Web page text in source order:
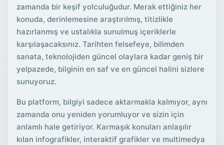
zamanda bir keşif yolculuğudur. Merak ettiğiniz her
konuda, derinlemesine araştırılmış, titizlikle
hazırlanmış ve ustalıkla sunulmuş içeriklerle
karşılaşacaksınız. Tarihten felsefeye, bilimden
sanata, teknolojiden güncel olaylara kadar geniş bir
yelpazede, bilginin en saf ve en güncel halini sizlere
sunuyoruz.
Bu platform, bilgiyi sadece aktarmakla kalmıyor, aynı
zamanda onu yeniden yorumluyor ve sizin için
anlamlı hale getiriyor. Karmaşık konuları anlaşılır
kılan infografikler, interaktif grafikler ve multimedya